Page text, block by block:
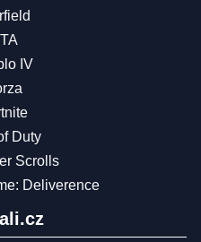
IV
Duty
Scrolls
Deliverence